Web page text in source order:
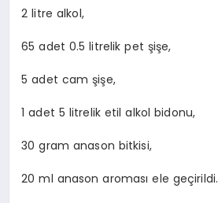
2 litre alkol,
65 adet 0.5 litrelik pet şişe,
5 adet cam şişe,
1 adet 5 litrelik etil alkol bidonu,
30 gram anason bitkisi,
20 ml anason aroması ele geçirildi.